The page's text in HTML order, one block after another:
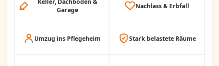
Keller, Dachboden &
Garage
Nachlass & Erbfall
Umzug ins Pflegeheim Stark belastete Räume